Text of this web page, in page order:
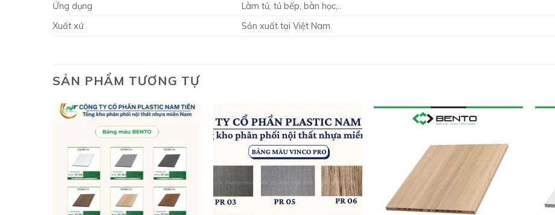
Ứng dụng
Làm tủ, tủ bếp, bàn học,..
Xuất xứ
Sản xuất tại Việt Nam
SẢN PHẨM TƯƠNG TỰ